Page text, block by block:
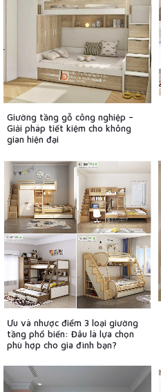
Giường tầng gỗ công nghiệp –
Giải pháp tiết kiệm cho không
gian hiện đại
Ưu và nhược điểm 3 loại giường
tầng phổ biến: Đâu là lựa chọn
phù hợp cho gia đình bạn?